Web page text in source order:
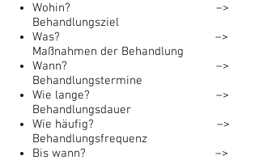
Wohin?
–>
Behandlungsziel
Was? –>
Maßnahmen der Behandlung
Wann? –>
Behandlungstermine
Wie lange? –>
Behandlungsdauer
Wie häufig? –>
Behandlungsfrequenz
Bis wann? –>